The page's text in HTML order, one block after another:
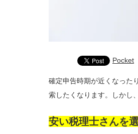
Pocket
確定申告時期が近くなった
索したくなります。しかし
安い税理士さんを